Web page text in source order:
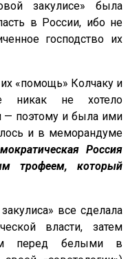
закулисе» была
в России, ибо не
господство их
«помощь» Колчаку и
никак не хотело
— поэтому и была ими
и в меморандуме
Россия
трофеем, который
все сделала
власти, затем
перед белыми в